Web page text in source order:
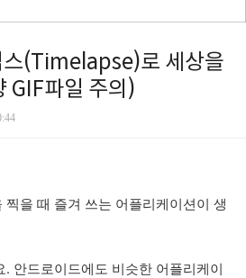
스(Timelapse)로 세상을
GIF파일 주의)
찍을 때 즐겨 쓰는 어플리케이션이 생
. 안드로이드에도 비슷한 어플리케이